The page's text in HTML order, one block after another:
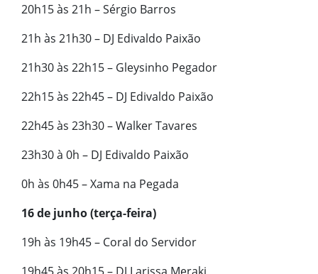
20h15 às 21h – Sérgio Barros
21h às 21h30 – DJ Edivaldo Paixão
21h30 às 22h15 – Gleysinho Pegador
22h15 às 22h45 – DJ Edivaldo Paixão
22h45 às 23h30 – Walker Tavares
23h30 à 0h – DJ Edivaldo Paixão
0h às 0h45 – Xama na Pegada
16 de junho (terça-feira)
19h às 19h45 – Coral do Servidor